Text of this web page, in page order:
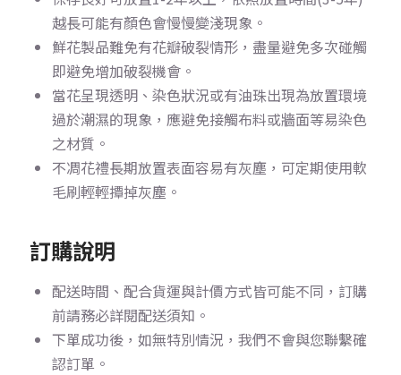
越長可能有顏色會慢慢變淺現象。
鮮花製品難免有花瓣破裂情形，盡量避免多次碰觸
即避免增加破裂機會。
當花呈現透明、染色狀況或有油珠出現為放置環境
過於潮濕的現象，應避免接觸布料或牆面等易染色
之材質。
不凋花禮長期放置表面容易有灰塵，可定期使用軟
毛刷輕輕撢掉灰塵。
訂購說明
配送時間、配合貨運與計價方式皆可能不同，訂購
前請務必詳閱配送須知。
下單成功後，如無特別情況，我們不會與您聯繫確
認訂單。